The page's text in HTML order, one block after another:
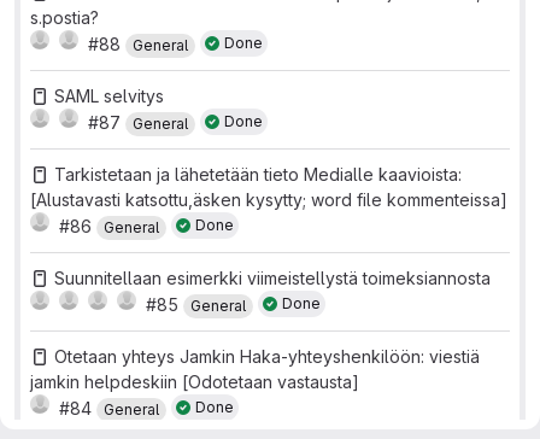
s.postia?
#88
General Done
SAML selvitys
#87
General Done
Tarkistetaan ja lähetetään tieto Medialle kaavioista:
[Alustavasti katsottu,äsken kysytty; word file kommenteissa]
#86
General Done
Suunnitellaan esimerkki viimeistellystä toimeksiannosta
#85
General Done
Otetaan yhteys Jamkin Haka-yhteyshenkilöön: viestiä
jamkin helpdeskiin [Odotetaan vastausta]
#84
General Done